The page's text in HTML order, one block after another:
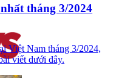
tháng 3/2024
Việt Nam tháng 3/2024,
viết dưới đây.